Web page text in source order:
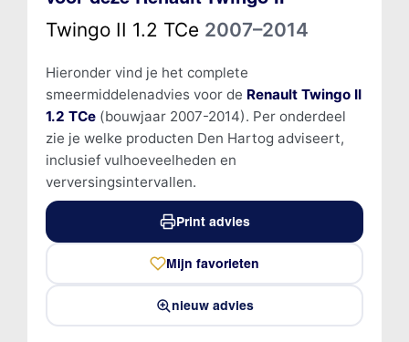
Twingo II 1.2 TCe 2007–2014
Hieronder vind je het complete
smeermiddelenadvies voor de Renault Twingo II
1.2 TCe(bouwjaar 2007-2014). Per onderdeel
zie je welke producten Den Hartog adviseert,
inclusief vulhoeveelheden en
verversingsintervallen.
Print advies
Mijn favorieten
nieuw advies